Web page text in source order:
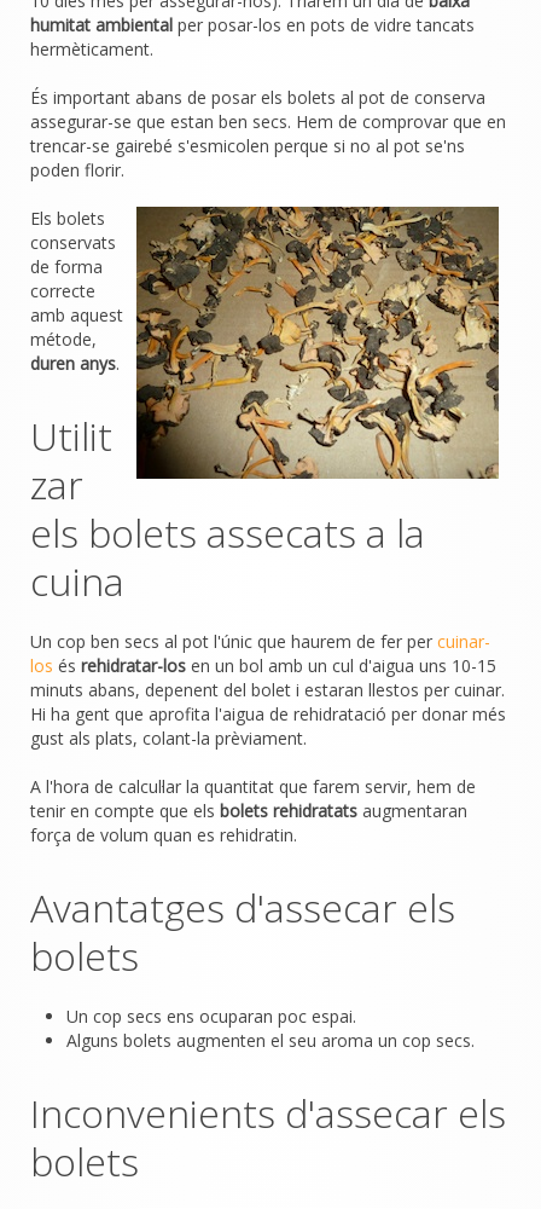
humitat ambiental per posar-los en pots de vidre tancats
hermèticament.
És important abans de posar els bolets al pot de conserva
assegurar-se que estan ben secs. Hem de comprovar que en
trencar-se gairebé s'esmicolen perque si no al pot se'ns
poden florir.
Els bolets
conservats
de forma
correcte
amb aquest
métode,
duren anys.
Utilit
zar
els bolets assecats a la
cuina
Un cop ben secs al pot l'únic que haurem de fer per cuinar-
los és rehidratar-los en un bol amb un cul d'aigua uns 10-15
minuts abans, depenent del bolet i estaran llestos per cuinar.
Hi ha gent que aprofita l'aigua de rehidratació per donar més
gust als plats, colant-la prèviament.
A l'hora de calcul·lar la quantitat que farem servir, hem de
tenir en compte que els bolets rehidratats augmentaran
força de volum quan es rehidratin.
Avantatges d'assecar els
bolets
Un cop secs ens ocuparan poc espai.
Alguns bolets augmenten el seu aroma un cop secs.
Inconvenients d'assecar els
bolets